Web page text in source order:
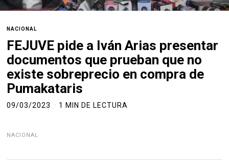
NACIONAL
FEJUVE pide a Iván Arias presentar
documentos que prueban que no
existe sobreprecio en compra de
Pumakataris
09/03/2023 1 MIN DE LECTURA
NACIONAL